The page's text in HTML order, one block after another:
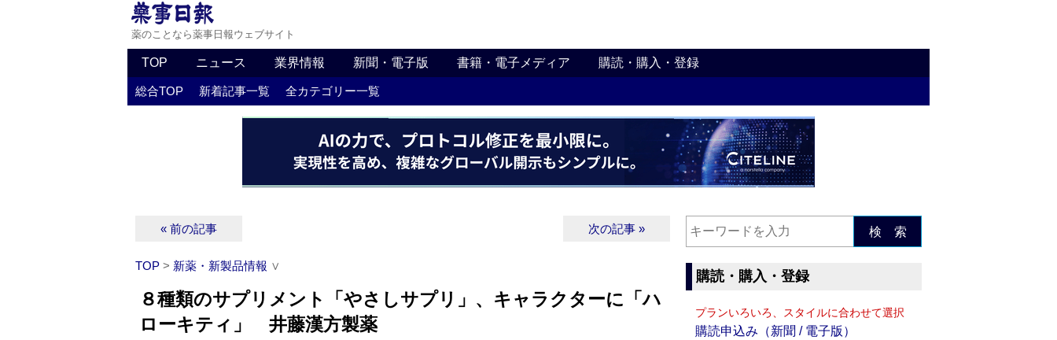
薬のことなら薬事日報ウェブサイト
TOP ニュース 業界情報 新聞・電子版 書籍・電子メディア 購読・購入・登録
総合TOP 新着記事一覧 全カテゴリー一覧
« 前の記事 次の記事 »
TOP > 新薬・新製品情報 ∨
８種類のサプリメント「やさしサプリ」、キャラクターに「ハ
ローキティ」 井藤漢方製薬
検 索
購読・購入・登録
プランいろいろ、スタイルに合わせて選択
購読申込み（新聞 / 電子版）